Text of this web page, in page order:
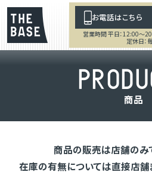
お電話はこちら
営業時間 平日：12:00～
定休日：
PRODU
商品
商品の販売は店舗のみ
在庫の有無については直接店舗